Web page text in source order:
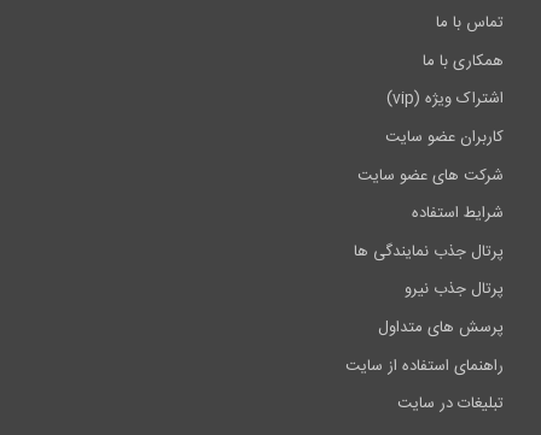
تماس با ما
همکاری با ما
اشتراک ویژه (vip)
کاربران عضو سایت
شرکت های عضو سایت
شرایط استفاده
پرتال جذب نمایندگی ها
پرتال جذب نیرو
پرسش های متداول
راهنمای استفاده از سایت
تبلیغات در سایت